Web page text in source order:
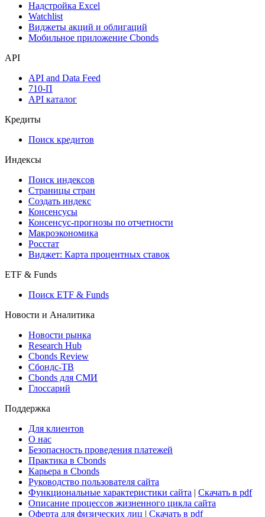
Календарь инвестора
Инструментарий
Мобильное приложение Cbonds
API
API and Data Feed
API каталог
Кредиты
Поиск кредитов
Индексы
Поиск индексов
Страницы стран
Создать индекс
Консенсусы
Макроэкономика
Виджет: Карта процентных ставок
ETF & Funds
Поиск ETF & Funds
Новости и Аналитика
Новости рынка
Research Hub
Сбондс-ТВ
Глоссарий
Поддержка
Для клиентов
О нас
Безопасность проведения платежей
Практика в Cbonds
Карьера в Cbonds